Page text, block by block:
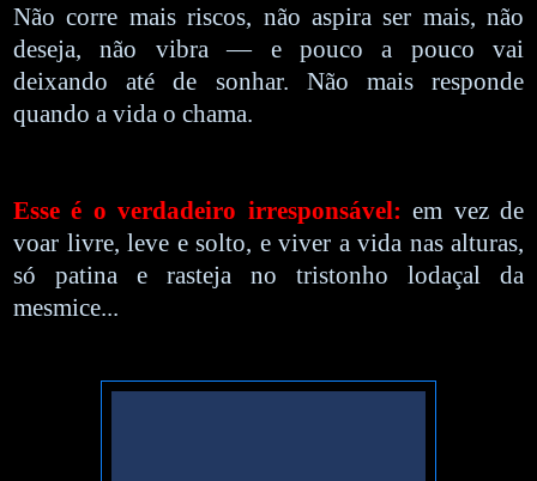
Não corre mais riscos, não aspira ser mais, não
deseja, não vibra — e pouco a pouco vai
deixando até de sonhar. Não mais responde
quando a vida o chama.
Esse é o verdadeiro irresponsável: em vez de
voar livre, leve e solto, e viver a vida nas alturas,
só patina e rasteja no tristonho lodaçal da
mesmice...